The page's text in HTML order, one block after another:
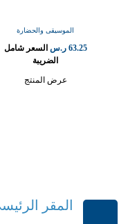
الموسيقى والحضارة
63.25 ر.س السعر شامل
الضريبة
عرض المنتج
المقر